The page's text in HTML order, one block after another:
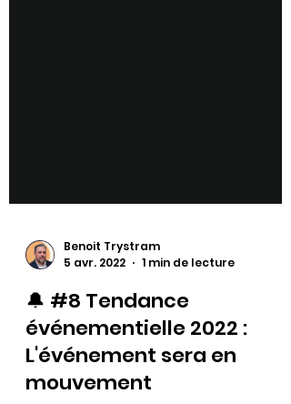
Benoit Trystram
1 min de lecture
🔔 #8 Tendance
événementielle 2022 :